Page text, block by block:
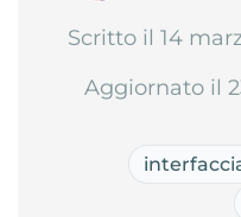
Scritto il 14
Aggiornato il